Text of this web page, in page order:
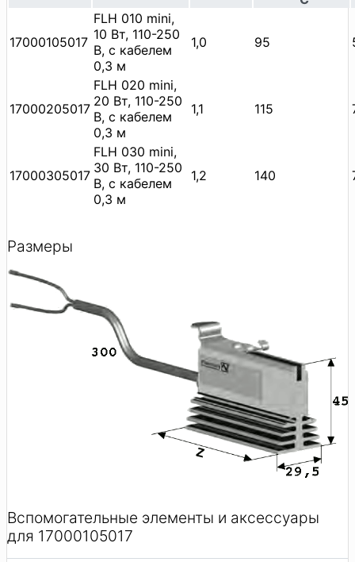
17000105017
FLH 010 mini,
10 Вт, 110-250
В, с кабелем
0,3 м
1,0 95
17000205017
FLH 020 mini,
20 Вт, 110-250
В, с кабелем
0,3 м
1,1 115
17000305017
FLH 030 mini,
30 Вт, 110-250
В, с кабелем
0,3 м
1,2 140
Размеры
Вспомогательные элементы и аксессуары
для 17000105017